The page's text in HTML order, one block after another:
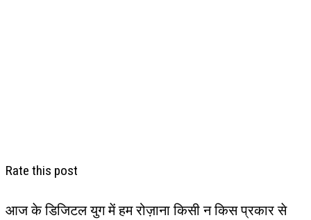
Rate this post
आज के डिजिटल युग में हम रोज़ाना किसी न किस प्रकार से